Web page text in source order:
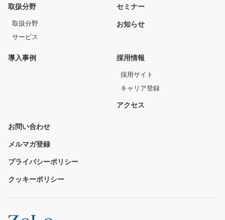
取扱分野
取扱分野
サービス
セミナー
お知らせ
導入事例 採用情報
採用サイト
キャリア登録
アクセス
お問い合わせ
メルマガ登録
プライバシーポリシー
クッキーポリシー